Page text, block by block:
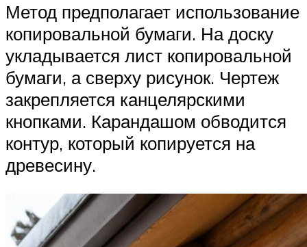
Метод предполагает использование
копировальной бумаги. На доску
укладывается лист копировальной
бумаги, а сверху рисунок. Чертеж
закрепляется канцелярскими
кнопками. Карандашом обводится
контур, который копируется на
древесину.